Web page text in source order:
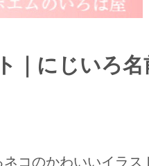
｜にじいろ
コのかわいいイラス